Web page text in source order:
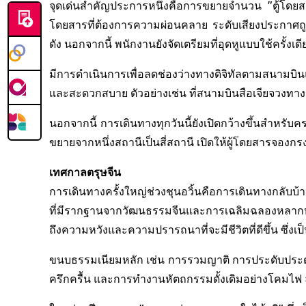
จุดเด่นสำคัญประการหนึ่งคือการขยายจำนวน "ตู้โดย
โดยสารที่ต้องการความผ่อนคลาย ระดับเสียงประกา
ดัง นอกจากนี้ พนักงานยังจัดเตรียมที่อุดหูแบบใช้ครั้งเ
มีการดำเนินการเพื่อลดช่องว่างทางดิจิทัลตามสนาม
และสะดวกสบาย ตัวอย่างเช่น ที่สนามบินสือเจียจวงท
นอกจากนี้ การเดินทางทุกวันนี้ยังเปิดกว้างขึ้นสำหรับ
ขยายจากหนึ่งสถานีเป็นสี่สถานี เปิดให้ผู้โดยสารจองก
เทศกาลตรุษจีน
การเดินทางครั้งใหญ่ช่วงชุนอวิ้นคือการเดินทางกลับ
ที่มีรากฐานจากวัฒนธรรมจีนและการเฉลิมฉลองหล
ถึงความหวังและความปรารถนาที่จะมีชีวิตที่ดีขึ้น ซึ่งเ
ขนบธรรมเนียมหลัก เช่น การรวมญาติ การประดับปร
ครึกครื้น และการทำงานหัตถกรรมดั้งเดิมอย่างโคม